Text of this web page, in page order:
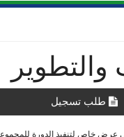
طلب تسجيل
عرض خاص لتنفيذ الدورة